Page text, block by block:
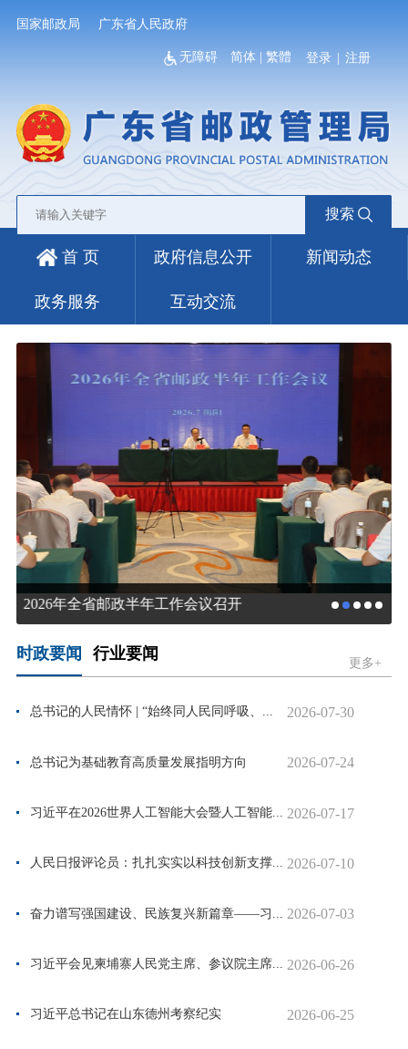
国家邮政局 广东省人民政府
无障碍 简体 |繁體 登录 注册
搜索
首 页 政府信息公开 新闻动态
政务服务 互动交流
2026年全省邮政半年工作会议召开
时政要闻 行业要闻
更多+
总书记的人民情怀 | “始终同人民同呼吸、... 2026-07-30
总书记为基础教育高质量发展指明方向 2026-07-24
习近平在2026世界人工智能大会暨人工智能... 2026-07-17
人民日报评论员：扎扎实实以科技创新支撑... 2026-07-10
奋力谱写强国建设、民族复兴新篇章——习... 2026-07-03
习近平会见柬埔寨人民党主席、参议院主席... 2026-06-26
习近平总书记在山东德州考察纪实 2026-06-25